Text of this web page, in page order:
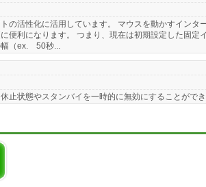
の活性化に活用しています。 マウスを動かすインタ
便利になります。 つまり、現在は初期設定した固定
（ex. 50秒...
止状態やスタンバイを一時的に無効にすることがで